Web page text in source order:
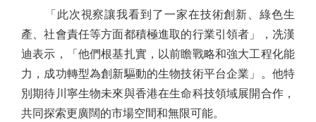
「此次視察讓我看到了一家在技術創新、綠色生
產、社會責任等方面都積極進取的行業引領者」，冼漢
迪表示，「他們根基扎實，以前瞻戰略和強大工程化能
力，成功轉型為創新驅動的生物技術平台企業」。他特
別期待川寧生物未來與香港在生命科技領域展開合作，
共同探索更廣闊的市場空間和無限可能。